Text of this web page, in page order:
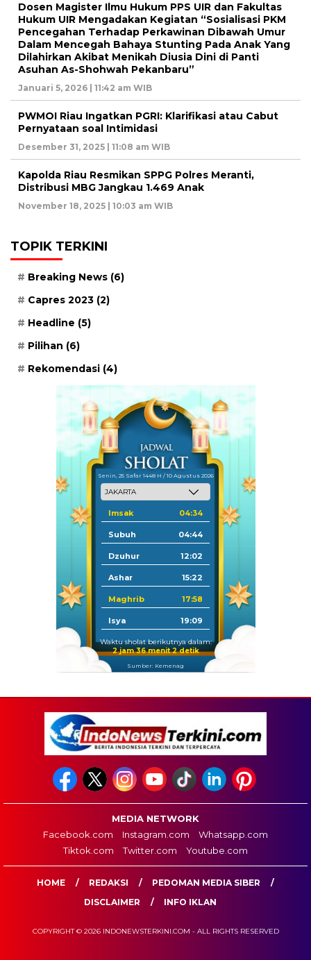
Dosen Magister Ilmu Hukum PPS UIR dan Fakultas
Hukum UIR Mengadakan Kegiatan “Sosialisasi PKM
Pencegahan Terhadap Perkawinan Dibawah Umur
Dalam Mencegah Bahaya Stunting Pada Anak Yang
Dilahirkan Akibat Menikah Diusia Dini di Panti
Asuhan As-Shohwah Pekanbaru”
Januari 5, 2026 | 11:42 am WIB
PWMOI Riau Ingatkan PGRI: Klarifikasi atau Cabut
Pernyataan soal Intimidasi
Desember 31, 2025 | 11:08 am WIB
Kapolda Riau Resmikan SPPG Polres Meranti,
Distribusi MBG Jangkau 1.469 Anak
November 18, 2025 | 10:03 am WIB
TOPIK TERKINI
Breaking News (6)
Capres 2023 (2)
Headline (5)
Pilihan (6)
Rekomendasi (4)
Senin, 25 Safar 1448 H / 10 Agustus 2026
Imsak 04:34
Subuh 04:44
Dzuhur 12:02
Ashar 15:22
Maghrib 17:58
Isya 19:09
Waktu sholat berikutnya dalam:
2 jam 36 menit 2 detik
Sumber: Kemenag
MEDIA NETWORK
Facebook.com
Instagram.com
Whatsapp.com
Tiktok.com
Twitter.com Youtube.com
HOME REDAKSI
PEDOMAN MEDIA SIBER
DISCLAIMER
INFO IKLAN
COPYRIGHT © 2026 INDONEWSTERKINI.COM - ALL RIGHTS RESERVED